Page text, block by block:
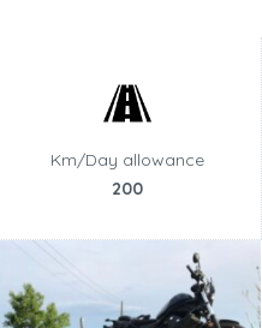
Km/Day allowance
200